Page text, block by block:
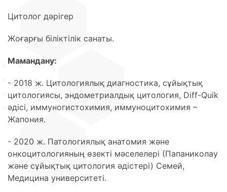
Цитолог дәрігер
Жоғарғы біліктілік санаты.
Мамандану:
- 2018 ж. Цитологиялық диагностика, сұйықтық
цитологиясы, эндометриалдық цитология, Diff-Quik
әдісі, иммуногистохимия, иммуноцитохимия –
Жапония.
- 2020 ж. Патологиялық анатомия және
онкоцитологияның өзекті мәселелері (Папаниколау
және сұйықтық цитология әдістері) Семей,
Медицина университеті.